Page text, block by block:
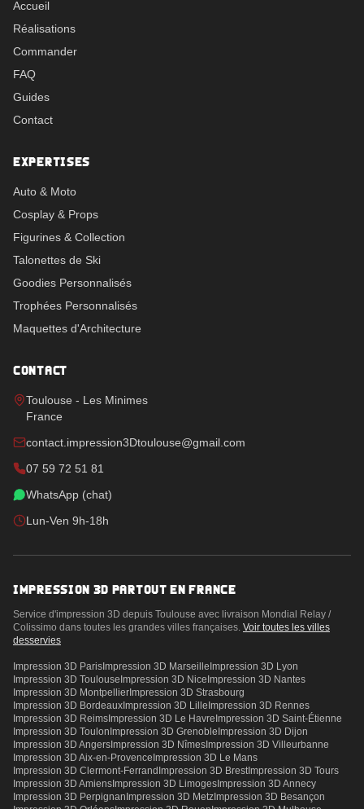
Accueil
Réalisations
Commander
FAQ
Guides
Contact
EXPERTISES
Auto & Moto
Cosplay & Props
Figurines & Collection
Talonettes de Ski
Goodies Personnalisés
Trophées Personnalisés
Maquettes d'Architecture
CONTACT
Toulouse - Les Minimes
France
contact.impression3Dtoulouse@gmail.com
07 59 72 51 81
WhatsApp (chat)
Lun-Ven 9h-18h
IMPRESSION 3D PARTOUT EN FRANCE
Service d'impression 3D depuis Toulouse avec livraison Mondial Relay /
Colissimo dans toutes les grandes villes françaises. Voir toutes les villes
desservies
Impression 3D Paris Impression 3D Marseille Impression 3D Lyon
Impression 3D Toulouse Impression 3D Nice Impression 3D Nantes
Impression 3D Montpellier Impression 3D Strasbourg
Impression 3D Bordeaux Impression 3D Lille Impression 3D Rennes
Impression 3D Reims Impression 3D Le Havre Impression 3D Saint-Étienne
Impression 3D Toulon Impression 3D Grenoble Impression 3D Dijon
Impression 3D Angers Impression 3D Nîmes Impression 3D Villeurbanne
Impression 3D Aix-en-Provence Impression 3D Le Mans
Impression 3D Clermont-Ferrand Impression 3D BrestImpression 3D Tours
Impression 3D Amiens Impression 3D Limoges Impression 3D Annecy
Impression 3D Perpignan Impression 3D Metz Impression 3D Besançon